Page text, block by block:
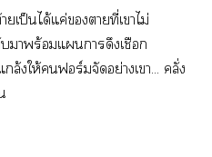
เป็นได้แค่าที่เาไม่
บาพร้อมแารดึงเชือก
ล้งให้ฟอร์มจัดอย่างเา... คลั่ง